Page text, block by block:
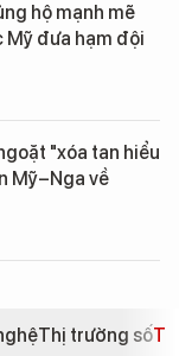
hộ mạnh mẽ
Mỹ đưa hạm đội
"xóa tan hiểu
Mỹ–Nga về
Thị trường số